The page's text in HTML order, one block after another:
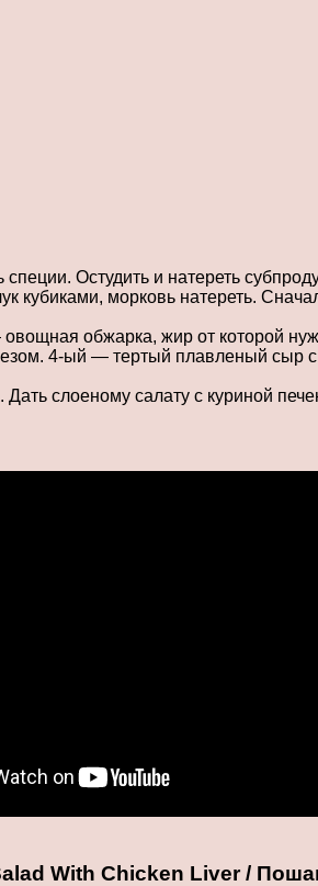
Остудить и натереть
кубиками, морковь натереть.
обжарка, жир от которой
4-ый — тертый плавленый сыр
слоеному салату с куриной
With Chicken Liver /